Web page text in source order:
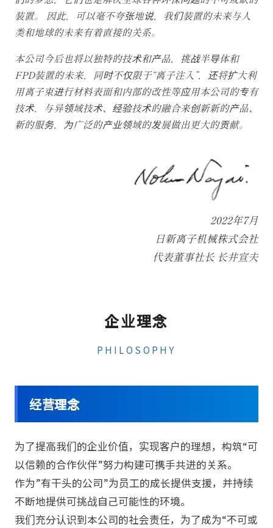
装置。 因此，可以毫不夸张地说，我们装置的未来与人
类和地球的未来有着直接的关系。
本公司今后也将以独特的技术和产品，挑战半导体和
FPD装置的未来，同时不仅限于“离子注入”，还将扩大利
用离子束进行材料表面和内部的改性等应用本公司的专有
技术，与异领域技术、经验技术的融合来创新新的产品、
新的服务，为广泛的产业领域的发展做出更大的贡献。
2022年7月
日新离子机械株式会社
代表董事社长 长井宣夫
企业理念
PHILOSOPHY
经营理念
为了提高我们的企业价值，实现客户的理想，构筑“可
以信赖的合作伙伴”努力构建可携手共进的关系。
作为”有干头的公司”为员工的成长提供支援，并持续
不断地提供可挑战自己可能性的环境。
我们充分认识到本公司的社会责任，为了成为“不可或